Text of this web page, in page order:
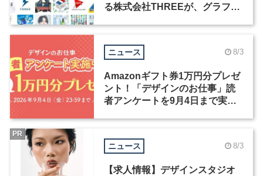
る株式会社THREEが、グラフィ
ニュース 8/3
Amazonギフト券1万円分プレゼ
ント！「デザインのお仕事」読
者アンケートを9月4日まで実施
ニュース 8/3
【求人情報】デザインスタジオ
PR